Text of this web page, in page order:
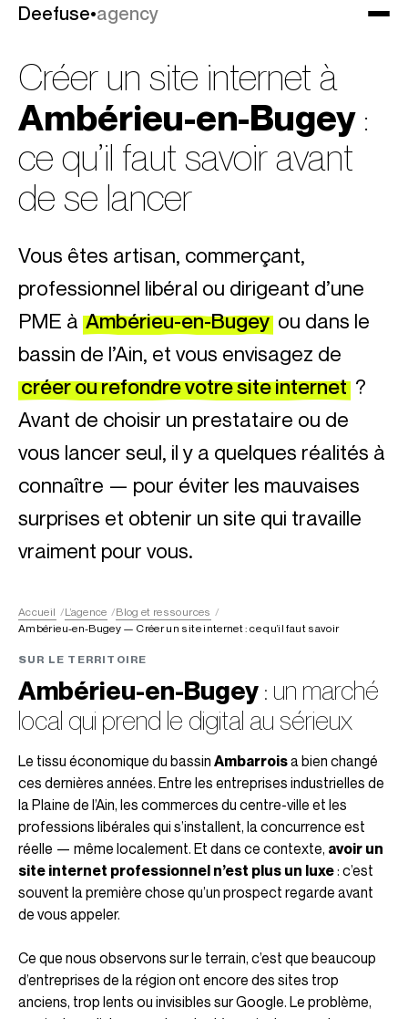
Deefuse•agency
Créer un site internet à
Ambérieu-en-Bugey:
ce qu’il faut savoir avant
de se lancer
Vous êtes artisan, commerçant,
professionnel libéral ou dirigeant d’une
PME à Ambérieu-en-Bugeyou dans le
bassin de l’Ain, et vous envisagez de
créer ou refondre votre site internet?
Avant de choisir un prestataire ou de
vous lancer seul, il y a quelques réalités à
connaître — pour éviter les mauvaises
surprises et obtenir un site qui travaille
vraiment pour vous.
Accueil L’agence
Blog et ressources
Ambérieu-en-Bugey — Créer un site internet : ce qu’il faut savoir
SUR LE TERRITOIRE
Ambérieu-en-Bugey : un marché
local qui prend le digital au sérieux
Le tissu économique du bassin Ambarroisa bien changé
ces dernières années. Entre les entreprises industrielles de
la Plaine de l’Ain, les commerces du centre-ville et les
professions libérales qui s’installent, la concurrence est
réelle — même localement. Et dans ce contexte, avoir un
site internet professionnel n’est plus un luxe: c’est
souvent la première chose qu’un prospect regarde avant
de vous appeler.
Ce que nous observons sur le terrain, c’est que beaucoup
d’entreprises de la région ont encore des sites trop
anciens, trop lents ou invisibles sur Google. Le problème,
Deefuse•agency